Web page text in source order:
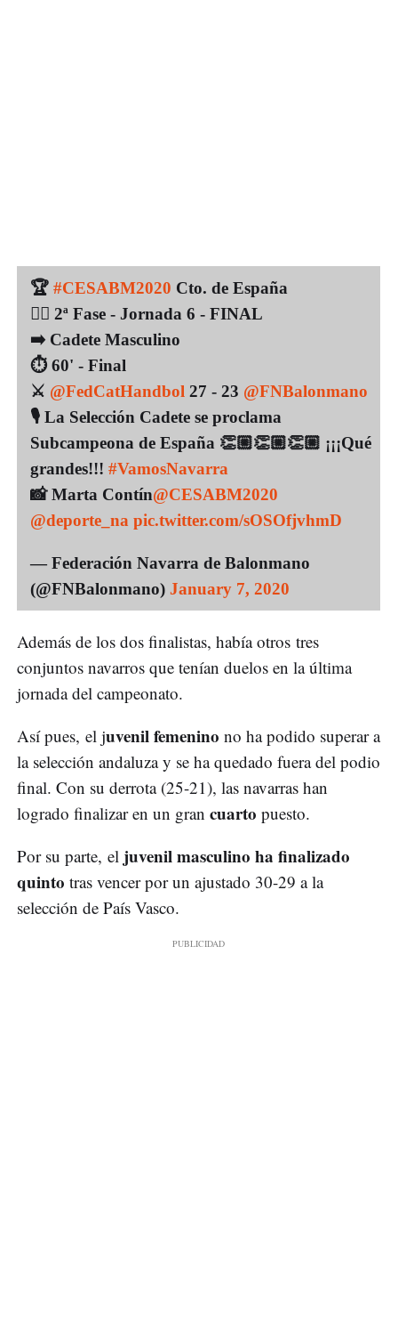
🏆 #CESABM2020 Cto. de España
👉🏼 2ª Fase - Jornada 6 - FINAL
➡️ Cadete Masculino
⏱️ 60' - Final
⚔️ @FedCatHandbol 27 - 23 @FNBalonmano
🎙️ La Selección Cadete se proclama
Subcampeona de España 👏🏼👏🏼👏🏼 ¡¡¡Qué
grandes!!! #VamosNavarra
📸 Marta Contín@CESABM2020
@deporte_na pic.twitter.com/sOSOfjvhmD
— Federación Navarra de Balonmano
(@FNBalonmano) January 7, 2020
Además de los dos finalistas, había otros tres
conjuntos navarros que tenían duelos en la última
jornada del campeonato.
Así pues, el juvenil femenino no ha podido superar a
la selección andaluza y se ha quedado fuera del podio
final. Con su derrota (25-21), las navarras han
logrado finalizar en un gran cuarto puesto.
Por su parte, el juvenil masculino ha finalizado
quinto tras vencer por un ajustado 30-29 a la
selección de País Vasco.